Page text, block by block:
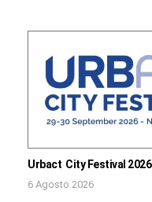
Urbact City Festival 2026
6 Agosto 2026